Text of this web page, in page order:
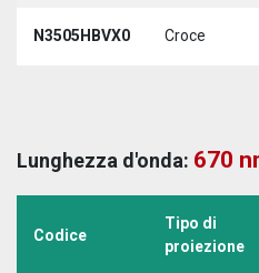
N3505HBVX0 Croce
Lunghezza d'onda: 670
Codice
Tipo di
proiezione